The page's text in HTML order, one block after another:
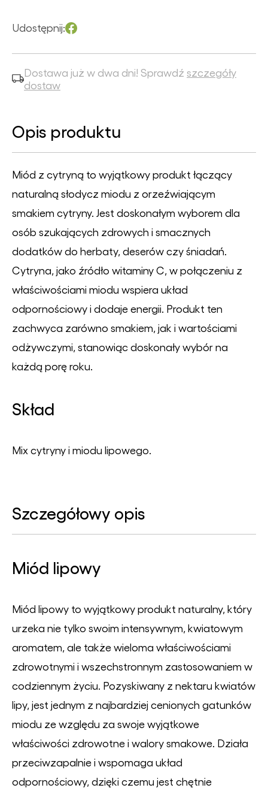
Udostępnij:
Dostawa już w dwa dni! Sprawdź szczegóły
dostaw
Opis produktu
Miód z cytryną to wyjątkowy produkt łączący
naturalną słodycz miodu z orzeźwiającym
smakiem cytryny. Jest doskonałym wyborem dla
osób szukających zdrowych i smacznych
dodatków do herbaty, deserów czy śniadań.
Cytryna, jako źródło witaminy C, w połączeniu z
właściwościami miodu wspiera układ
odpornościowy i dodaje energii. Produkt ten
zachwyca zarówno smakiem, jak i wartościami
odżywczymi, stanowiąc doskonały wybór na
każdą porę roku.
Skład
Mix cytryny i miodu lipowego.
Szczegółowy opis
Miód lipowy
Miód lipowy to wyjątkowy produkt naturalny, który
urzeka nie tylko swoim intensywnym, kwiatowym
aromatem, ale także wieloma właściwościami
zdrowotnymi i wszechstronnym zastosowaniem w
codziennym życiu. Pozyskiwany z nektaru kwiatów
lipy, jest jednym z najbardziej cenionych gatunków
miodu ze względu za swoje wyjątkowe
właściwości zdrowotne i walory smakowe. Działa
przeciwzapalnie i wspomaga układ
odpornościowy, dzięki czemu jest chętnie